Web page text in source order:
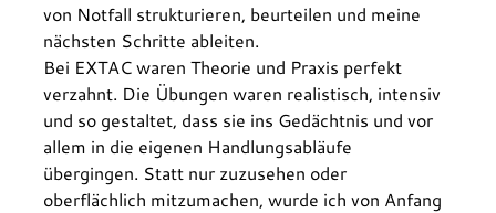
von Notfall strukturieren, beurteilen und meine
nächsten Schritte ableiten.
Bei EXTAC waren Theorie und Praxis perfekt
verzahnt. Die Übungen waren realistisch, intensiv
und so gestaltet, dass sie ins Gedächtnis und vor
allem in die eigenen Handlungsabläufe
übergingen. Statt nur zuzusehen oder
oberflächlich mitzumachen, wurde ich von Anfang